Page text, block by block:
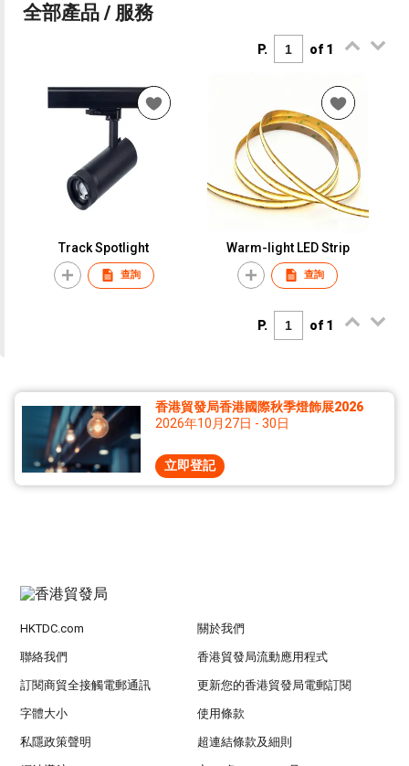
全部產品 / 服務
P. of 1
Track Spotlight
查詢
Warm-light LED Strip
查詢
P. of 1
香港貿發局香港國際秋季燈飾展2026
2026年10月27日 - 30日
立即登記
HKTDC.com 關於我們
聯絡我們 香港貿發局流動應用程式
訂閱商貿全接觸電郵通訊 更新您的香港貿發局電郵訂閱
字體大小 使用條款
私隱政策聲明 超連結條款及細則